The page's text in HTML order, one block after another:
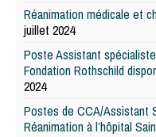
Réanimation médicale et
juillet 2024
Poste Assistant
Fondation Rothschild
2024
Postes de CCA/Assistant
Réanimation à l’hôpital